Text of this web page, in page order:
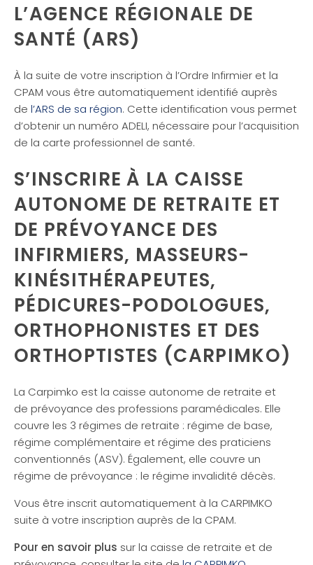
L’AGENCE RÉGIONALE DE
SANTÉ (ARS)
À la suite de votre inscription à l’Ordre Infirmier et la
CPAM vous être automatiquement identifié auprès
de l’ARS de sa région. Cette identification vous permet
d’obtenir un numéro ADELI, nécessaire pour l’acquisition
de la carte professionnel de santé.
S’INSCRIRE À LA CAISSE
AUTONOME DE RETRAITE ET
DE PRÉVOYANCE DES
INFIRMIERS, MASSEURS-
KINÉSITHÉRAPEUTES,
PÉDICURES-PODOLOGUES,
ORTHOPHONISTES ET DES
ORTHOPTISTES (CARPIMKO)
La Carpimko est la caisse autonome de retraite et
de prévoyance des professions paramédicales. Elle
couvre les 3 régimes de retraite : régime de base,
régime complémentaire et régime des praticiens
conventionnés (ASV). Également, elle couvre un
régime de prévoyance : le régime invalidité décès.
Vous être inscrit automatiquement à la CARPIMKO
suite à votre inscription auprès de la CPAM.
Pour en savoir plus sur la caisse de retraite et de